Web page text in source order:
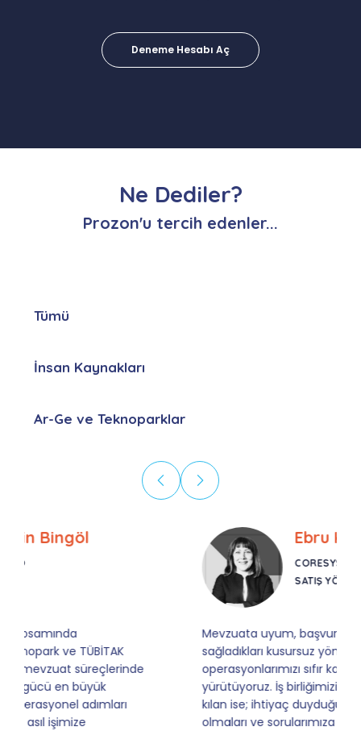
Deneme Hesabı Aç
Ne Dediler?
Prozon'u tercih edenler...
Tümü
İnsan Kaynakları
Ar-Ge ve Teknoparklar
Ebru Kural
SATIŞ YÖNETICISI
Mevzuata uyum, başvuru ve izleme adımlarında
sağladıkları kusursuz yönlendirme sayesinde artık
operasyonlarımızı sıfır kaygı ve tam güvenle
yürütüyoruz. İş birliğimizi bizim için asıl değerli
kılan ise; ihtiyaç duyduğumuz her an ulaşılabilir
olmaları ve sorularımıza aldığımız hızlı geri